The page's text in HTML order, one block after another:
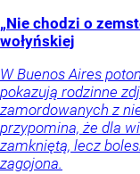
„Nie chodzi o
wołyńskiej
W Buenos Aires
pokazują rodzinne
zamordowanych z
przypomina, że dla
zamkniętą, lecz
zagojona.